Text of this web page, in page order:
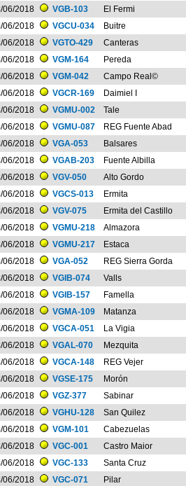
06/2018 VGB-103 El Fermi
06/2018 VGCU-034 Buitre
06/2018 VGTO-429 Canteras
06/2018 VGM-164 Pereda
06/2018 VGM-042 Campo Real©
06/2018 VGCR-169 Daimiel I
06/2018 VGMU-002 Tale
06/2018 VGMU-087 REG Fuente Abad
06/2018 VGA-053 Balsares
06/2018 VGAB-203 Fuente Albilla
06/2018 VGV-050 Alto Gordo
06/2018 VGCS-013 Ermita
06/2018 VGV-075 Ermita del Castillo
06/2018 VGMU-218 Almazora
06/2018 VGMU-217 Estaca
06/2018 VGA-052 REG Sierra Gorda
06/2018 VGIB-074 Valls
06/2018 VGIB-157 Famella
06/2018 VGMA-109 Matanza
06/2018 VGCA-051 La Vigia
06/2018 VGAL-070 Mezquita
06/2018 VGCA-148 REG Vejer
06/2018 VGSE-175 Morón
06/2018 VGZ-377 Sabinar
06/2018 VGHU-128 San Quilez
06/2018 VGM-101 Cabezuelas
06/2018 VGC-001 Castro Maior
06/2018 VGC-133 Santa Cruz
06/2018 VGC-071 Pilar